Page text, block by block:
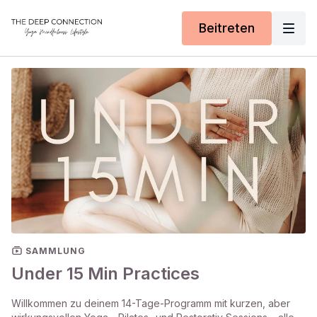
Beitreten
SAMMLUNG
Under 15 Min Practices
Willkommen zu deinem 14-Tage-Programm mit kurzen, aber